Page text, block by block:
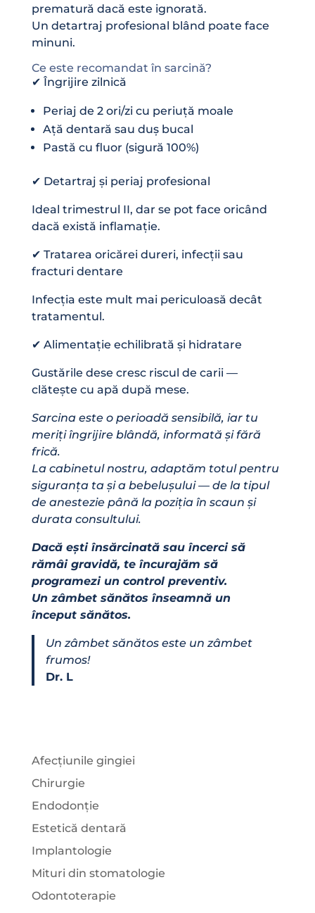
prematură dacă este ignorată.
Un detartraj profesional blând poate face
minuni.
Ce este recomandat în sarcină?
✔ Îngrijire zilnică
Periaj de 2 ori/zi cu periuță moale
Ață dentară sau duș bucal
Pastă cu fluor (sigură 100%)
✔ Detartraj și periaj profesional
Ideal trimestrul II, dar se pot face oricând
dacă există inflamație.
✔ Tratarea oricărei dureri, infecții sau
fracturi dentare
Infecția este mult mai periculoasă decât
tratamentul.
✔ Alimentație echilibrată și hidratare
Gustările dese cresc riscul de carii —
clătește cu apă după mese.
Sarcina este o perioadă sensibilă, iar tu
meriți îngrijire blândă, informată și fără
frică.
La cabinetul nostru, adaptăm totul pentru
siguranța ta și a bebelușului — de la tipul
de anestezie până la poziția în scaun și
durata consultului.
Dacă ești însărcinată sau încerci să
rămâi gravidă, te încurajăm să
programezi un control preventiv.
Un zâmbet sănătos înseamnă un
început sănătos.
Un zâmbet sănătos este un zâmbet
frumos!
Dr. L
Afecțiunile gingiei
Chirurgie
Endodonție
Estetică dentară
Implantologie
Mituri din stomatologie
Odontoterapie